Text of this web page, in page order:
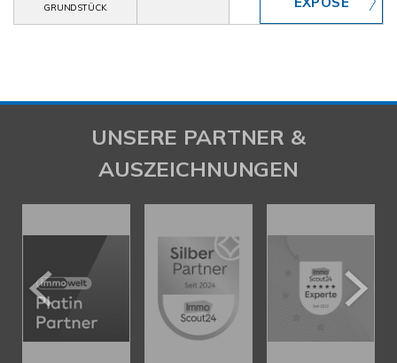
GRUNDSTÜCK
UNSERE PARTNER &
AUSZEICHNUNGEN